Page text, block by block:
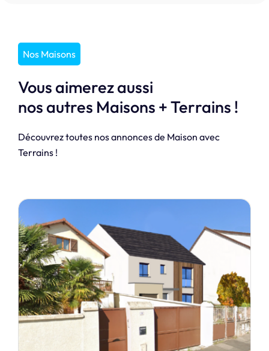
Nos Maisons
Vous aimerez aussi
nos autres Maisons + Terrains !
Découvrez toutes nos annonces de Maison avec
Terrains !